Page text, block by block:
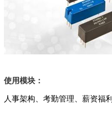
使用模块：
人事架构、考勤管理、薪资福利